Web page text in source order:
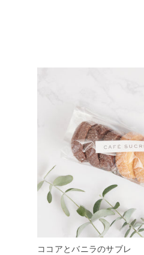
ココアとバニラのサブレ